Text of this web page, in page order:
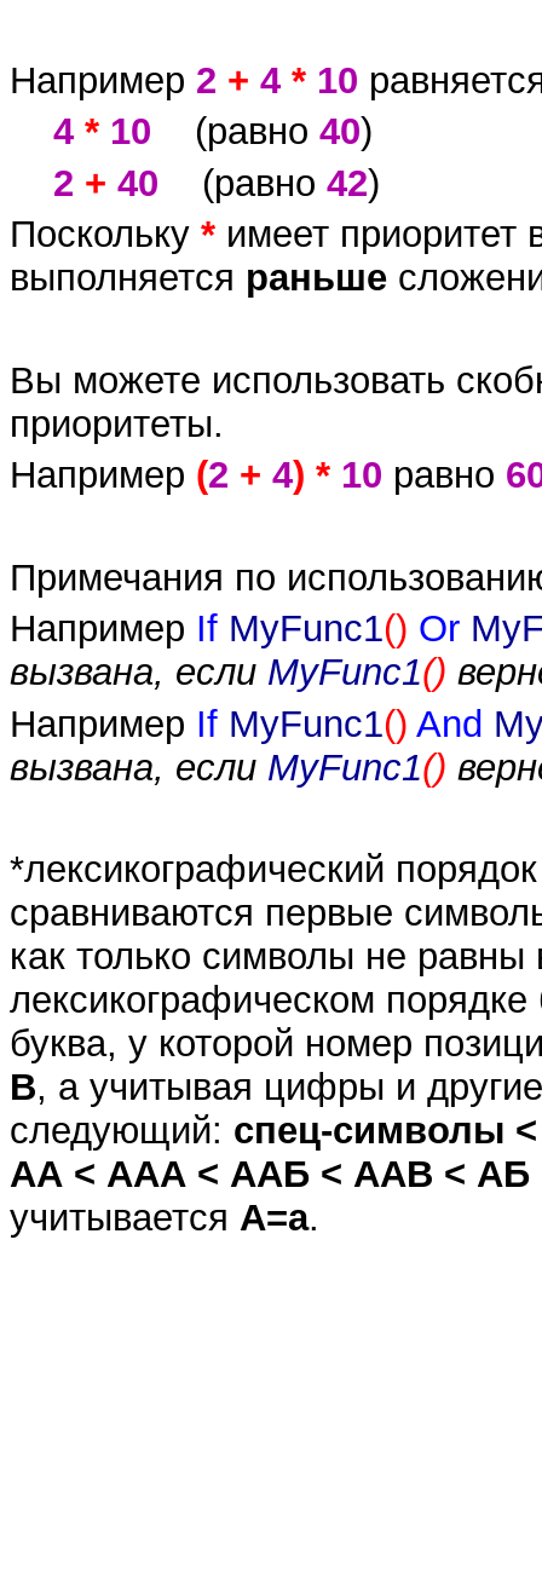
Например 2 + 4 * 10
4 * 10 (равно 40)
2 + 40 (равно 42)
Поскольку * имеет
выполняется раньше
Вы можете использовать
приоритеты.
Например (2 + 4) * 10 равно
Примечания по
Например If MyFunc1() Or
вызвана, если MyFunc1()
Например If MyFunc1() And
вызвана, если MyFunc1()
*лексикографический
сравниваются первые
как только символы не
лексикографическом
буква, у которой номер
B, а учитывая цифры и
следующий: спец-символы
АА < ААА < ААБ < ААВ <
учитывается A=a.